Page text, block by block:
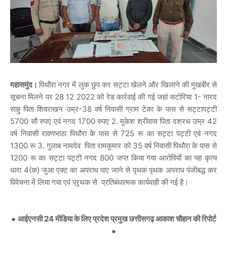
महासमुंद।पिथौरा नगर में लुक छुप कर सट्टा खेलने और खिलाने की मुखबीर से
सूचना मिलने पर 28 12 2022 को रेड कार्रवाई की गई जहां सटोरिया 1- नारद
साहु पिता शिवराखन उम्र-38 वर्ष निवासी ग्राम टेका के पास से सट्टापट्टी
5700 सौ रुपए एवं नगद 1700 रुपए 2. मुकेश श्रीवास पिता दशरथ उम्र 42
वर्ष निवासी रावणभाठा पिथौरा के पास से 725 रू का सट्टा पट्टी एवं नगद
1300 रू 3. गुलाब नामदेव पिता रामकुमार को 35 वर्ष निवासी पिथौरा के पास से
1200 रू का सट्टा पट्टी नगद 800 जप्त किया गया आरोपियों का यह कृत्य
धारा 4(क) जुआ एक्ट का अपराध पाए जाने से पृथक पृथक अपराध पंजीबद्ध कर
विवेचना में लिया गया एवं प्रृथक से प्रतिबंधात्मक कार्यवाही की गई है।
● आईएनसी 24 मीडिया के लिए प्रदेश प्रमुख छत्तीसगढ़ आकाश चौहान की रिपोर्ट
●